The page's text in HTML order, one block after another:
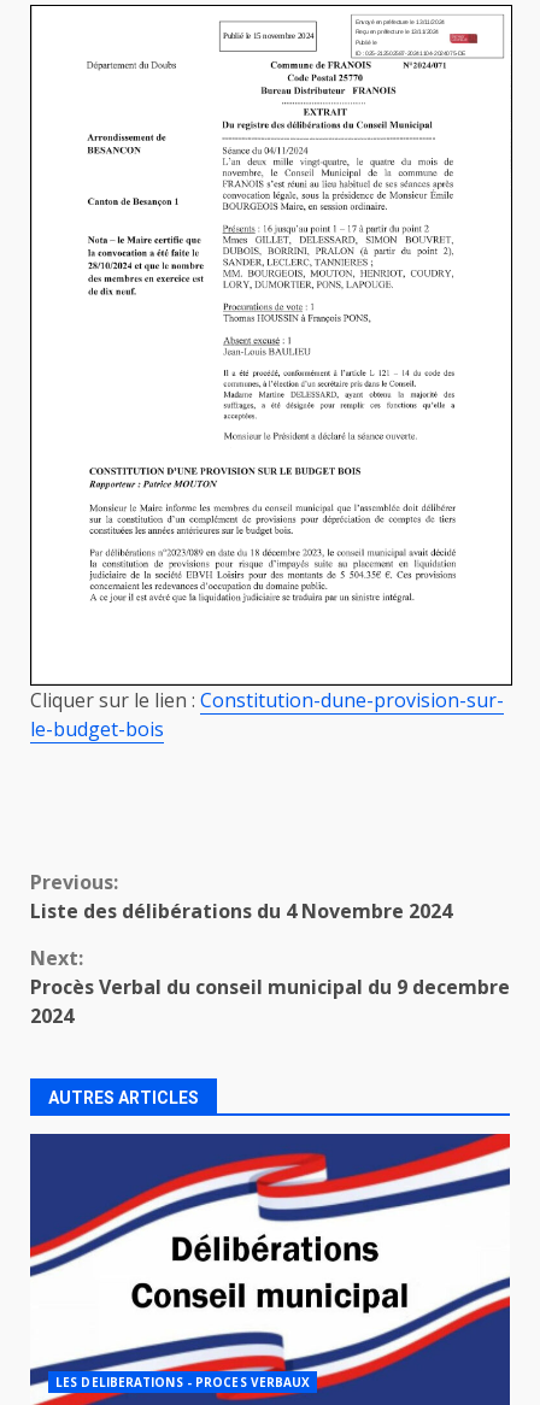
Cliquer sur le lien : Constitution-dune-provision-sur-
le-budget-bois
Continue
Previous:
Liste des délibérations du 4 Novembre 2024
Next:
Procès Verbal du conseil municipal du 9 decembre
2024
AUTRES ARTICLES
LES DELIBERATIONS - PROCES VERBAUX